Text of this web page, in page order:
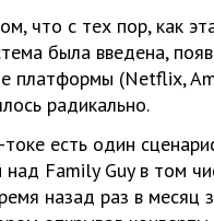
что с тех пор, как
была введена,
платформы (Netflix,
радикально.
есть один
Family Guy в том
назад раз в месяц